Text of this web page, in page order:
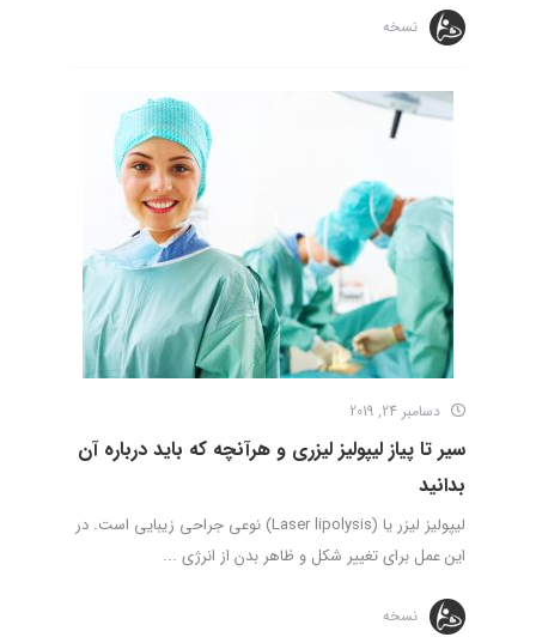
نسخه
دسامبر 24, 2019
سیر تا پیاز لیپولیز لیزری و هرآنچه که باید درباره آن
بدانید
لیپولیز لیزر یا (Laser lipolysis) نوعی جراحی زیبایی است. در
این عمل برای تغییر شکل و ظاهر بدن از انرژی ...
نسخه